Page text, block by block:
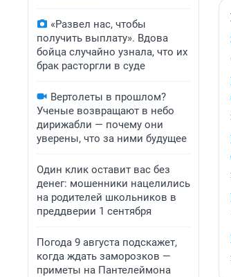
«Развел нас, чтобы
получить выплату». Вдова
бойца случайно узнала, что их
брак расторгли в суде
Вертолеты в прошлом?
Ученые возвращают в небо
дирижабли — почему они
уверены, что за ними будущее
Один клик оставит вас без
денег: мошенники нацелились
на родителей школьников в
преддверии 1 сентября
Погода 9 августа подскажет,
когда ждать заморозков —
приметы на Пантелеймона